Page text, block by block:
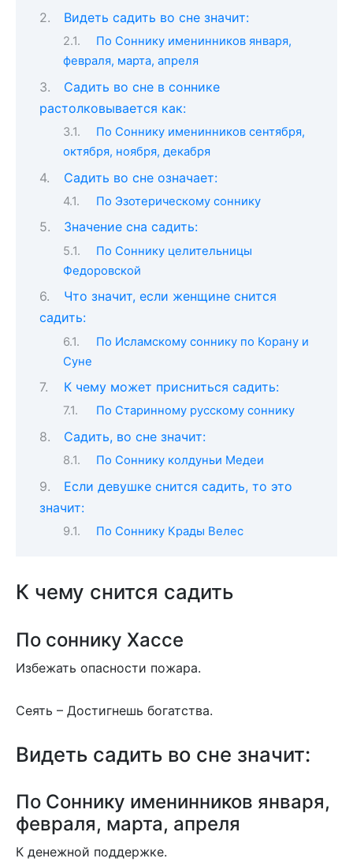
Видеть садить во сне значит:
По Соннику именинников января,
февраля, марта, апреля
Садить во сне в соннике
растолковывается как:
По Соннику именинников сентября,
октября, ноября, декабря
Садить во сне означает:
По Эзотерическому соннику
Значение сна садить:
По Соннику целительницы
Федоровской
Что значит, если женщине снится
садить:
По Исламскому соннику по Корану и
Суне
К чему может присниться садить:
По Старинному русскому соннику
Садить, во сне значит:
По Соннику колдуньи Медеи
Если девушке снится садить, то это
значит:
По Соннику Крады Велес
К чему снится садить
По соннику Хассе
Избежать опасности пожара.
Сеять – Достигнешь богатства.
Видеть садить во сне значит:
По Соннику именинников января,
февраля, марта, апреля
К денежной поддержке.